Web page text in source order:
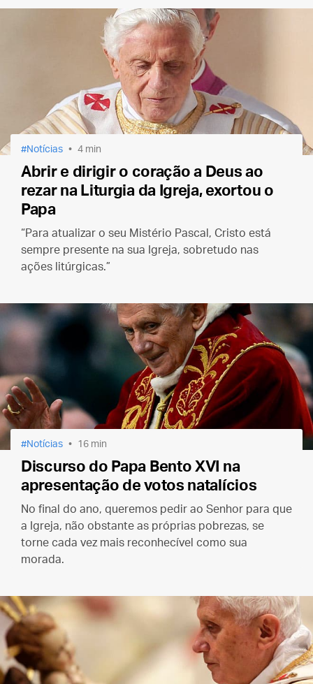
Notícias 4 min
Abrir e dirigir o coração a Deus ao
rezar na Liturgia da Igreja, exortou o
Papa
“Para atualizar o seu Mistério Pascal, Cristo está
sempre presente na sua Igreja, sobretudo nas
ações litúrgicas.”
Notícias 16 min
Discurso do Papa Bento XVI na
apresentação de votos natalícios
No final do ano, queremos pedir ao Senhor para que
a Igreja, não obstante as próprias pobrezas, se
torne cada vez mais reconhecível como sua
morada.